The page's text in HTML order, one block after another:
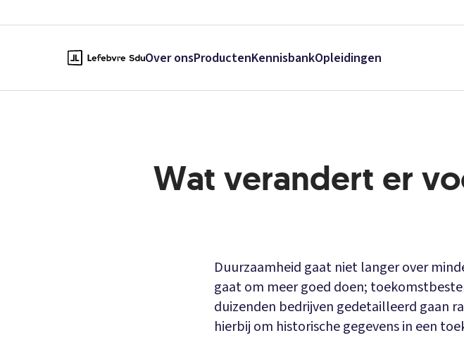
Over onsProductenKennisbankOpleidingen
Wat verandert er
Duurzaamheid gaat niet langer over
gaat om meer goed doen;
duizenden bedrijven gedetailleerd gaan
hierbij om historische gegevens in een